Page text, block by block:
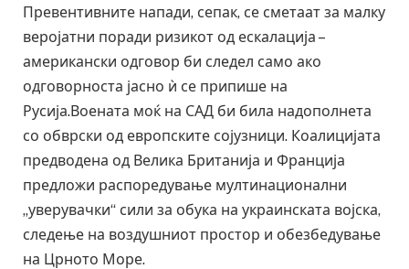
Превентивните напади, сепак, се сметаат за малку
веројатни поради ризикот од ескалација –
американски одговор би следел само ако
одговорноста јасно ѝ се припише на
Русија.Воената моќ на САД би била надополнета
со обврски од европските сојузници. Коалицијата
предводена од Велика Британија и Франција
предложи распоредување мултинационални
„уверувачки“ сили за обука на украинската војска,
следење на воздушниот простор и обезбедување
на Црното Море.